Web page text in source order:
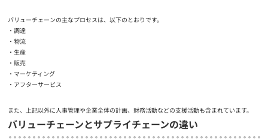
バリューチェーンの主なプロセスは、以下のとおりです。
調達
物流
生産
販売
マーケティング
アフターサービス
また、上記以外に人事管理や企業全体の計画、財務活動などの支援活動も含まれています。
バリューチェーンとサプライチェーンの違い